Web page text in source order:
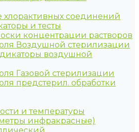
хлорактивных соединений
и тесты
концентрации растворов
Воздушной стерилизации
воздушной
Газовой стерилизации
предстерил. обработки
и температуры
инфракрасные)